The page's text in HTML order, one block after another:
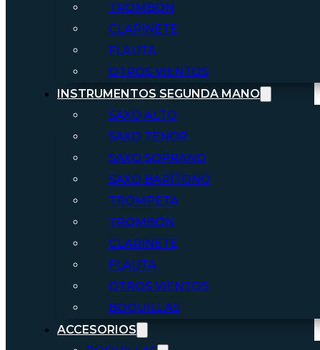
TROMBÓN
CLARINETE
FLAUTA
OTROS VIENTOS
INSTRUMENTOS SEGUNDA MANO
SAXO ALTO
SAXO TENOR
SAXO SOPRANO
SAXO BARÍTONO
TROMPETA
TROMBÓN
CLARINETE
FLAUTA
OTROS VIENTOS
BOQUILLAS
ACCESORIOS